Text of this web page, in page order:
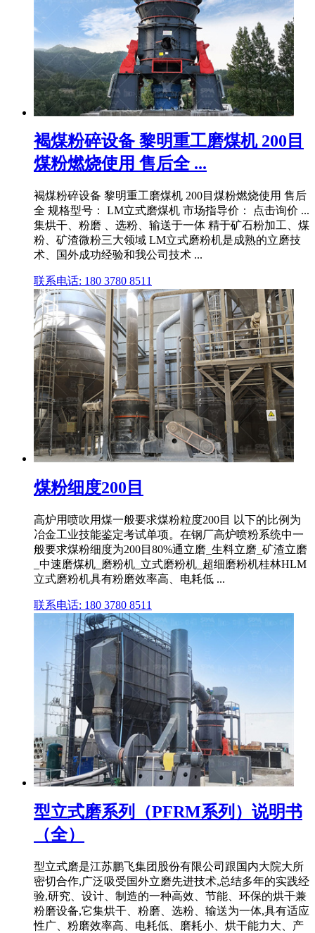
褐煤粉碎设备 黎明重工磨煤机 200目
煤粉燃烧使用 售后全 ...
褐煤粉碎设备 黎明重工磨煤机 200目煤粉燃烧使用 售后
全 规格型号： LM立式磨煤机 市场指导价： 点击询价 ...
集烘干、粉磨 、选粉、输送于一体 精于矿石粉加工、煤
粉、矿渣微粉三大领域 LM立式磨粉机是成熟的立磨技
术、国外成功经验和我公司技术 ...
联系电话: 180 3780 8511
煤粉细度200目
高炉用喷吹用煤一般要求煤粉粒度200目 以下的比例为
冶金工业技能鉴定考试单项。在钢厂高炉喷粉系统中一
般要求煤粉细度为200目80%通立磨_生料立磨_矿渣立磨
_中速磨煤机_磨粉机_立式磨粉机_超细磨粉机桂林HLM
立式磨粉机具有粉磨效率高、电耗低 ...
联系电话: 180 3780 8511
型立式磨系列（PFRM系列）说明书
（全）
型立式磨是江苏鹏飞集团股份有限公司跟国内大院大所
密切合作,广泛吸受国外立磨先进技术,总结多年的实践经
验,研究、设计、制造的一种高效、节能、环保的烘干兼
粉磨设备,它集烘干、粉磨、选粉、输送为一体,具有适应
性广、粉磨效率高、电耗低、磨耗小、烘干能力大、产